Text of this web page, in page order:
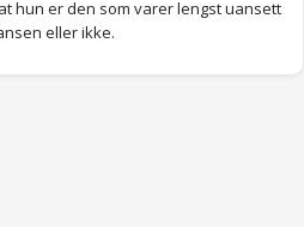
hun er den som varer lengst uansett
eller ikke.